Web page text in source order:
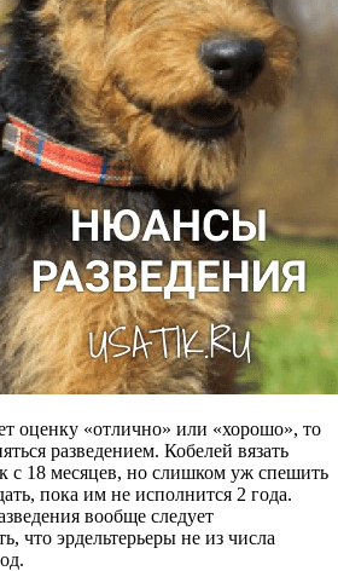
оценку «отлично» или «хорошо», то
разведением. Кобелей вязать
с 18 месяцев, но слишком уж спешить
пока им не исполнится 2 года.
вообще следует
что эрдельтерьеры не из числа